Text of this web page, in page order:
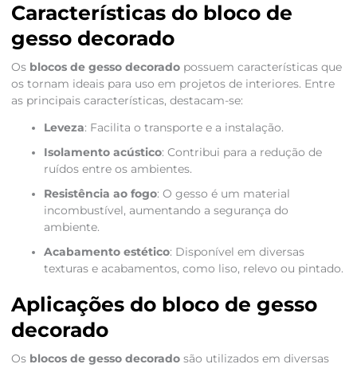
Características do bloco de
gesso decorado
Os blocos de gesso decoradopossuem características que
os tornam ideais para uso em projetos de interiores. Entre
as principais características, destacam-se:
Leveza: Facilita o transporte e a instalação.
Isolamento acústico: Contribui para a redução de
ruídos entre os ambientes.
Resistência ao fogo: O gesso é um material
incombustível, aumentando a segurança do
ambiente.
Acabamento estético: Disponível em diversas
texturas e acabamentos, como liso, relevo ou pintado.
Aplicações do bloco de gesso
decorado
Os blocos de gesso decoradosão utilizados em diversas